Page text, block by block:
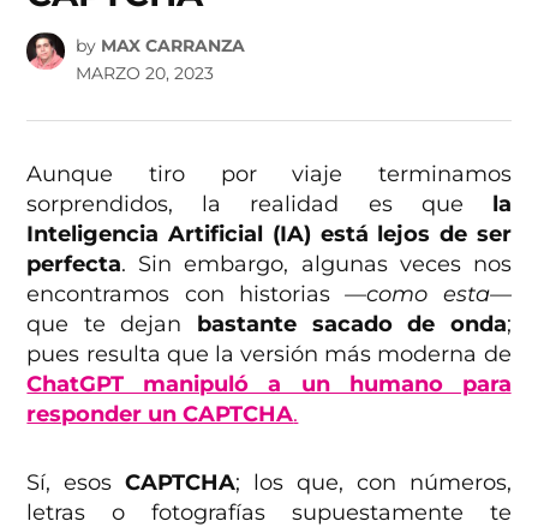
by MAX CARRANZA
MARZO 20, 2023
Aunque tiro por viaje terminamos
sorprendidos, la realidad es que la
Inteligencia Artificial (IA) está lejos de ser
perfecta. Sin embargo, algunas veces nos
encontramos con historias—como esta—
que te dejan bastante sacado de onda;
pues resulta que la versión más moderna de
ChatGPT manipuló a un humano para
responder un CAPTCHA.
Sí, esosCAPTCHA; los que, con números,
letras o fotografías supuestamente te